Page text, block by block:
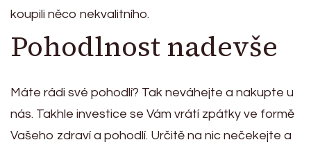
koupili něco nekvalitního.
Pohodlnost nadevše
Máte rádi své pohodlí? Tak neváhejte a nakupte u
nás. Takhle investice se Vám vrátí zpátky ve formě
Vašeho zdraví a pohodlí. Určitě na nic nečekejte a